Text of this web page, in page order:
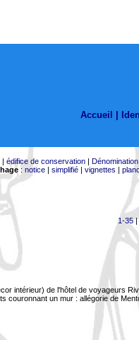
Accueil |
| édifice de conservation| Dénomination
: notice| simplifié| vignettes |
1-35|
intérieur) de l'hôtel de voyageurs
couronnant un mur : allégorie de